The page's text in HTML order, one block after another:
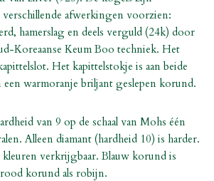
verschillende afwerkingen voorzien:
hamerslag en deels verguld (24k) door
Koreaanse Keum Boo techniek. Het
Het kapittelstokje is aan beide
warmoranje briljant geslepen korund.
van 9 op de schaal van Mohs één
Alleen diamant (hardheid 10) is harder.
verkrijgbaar. Blauw korund is
korund als robijn.